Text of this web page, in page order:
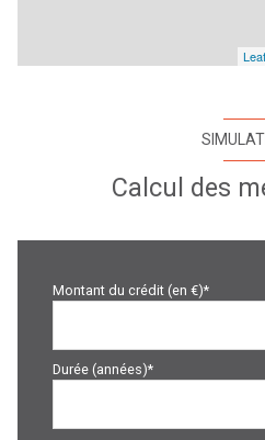
Calcul des
Montant du crédit (en €)*
Durée (années)*